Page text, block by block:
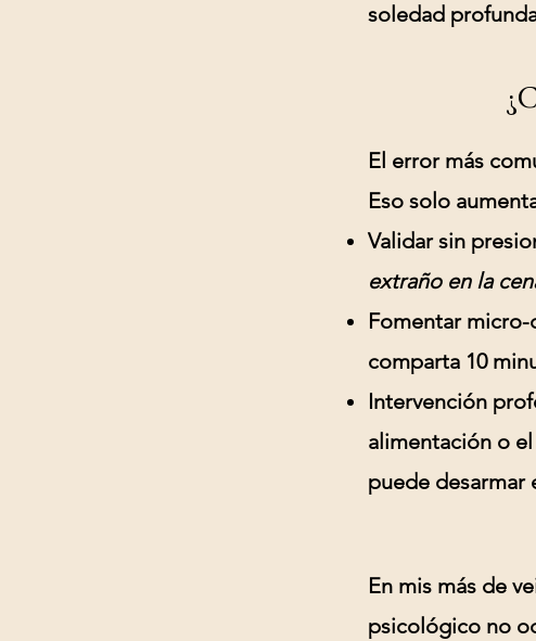
soledad
El error más
Eso solo
Validar sin
extraño en la
Fomentar
comparta 10
Intervención
alimentación o
puede desarmar
En mis más de
psicológico no